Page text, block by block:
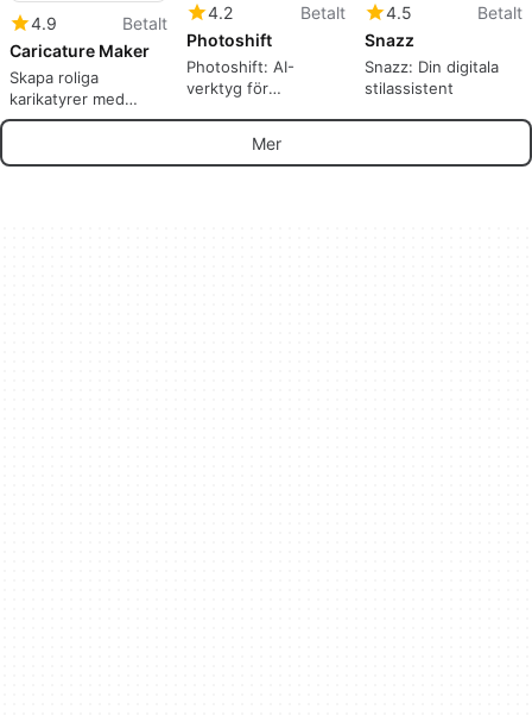
4.9
Betalt
Caricature Maker
Skapa roliga
karikatyrer med
Caricature Maker
4.2
Betalt
Photoshift
Photoshift: AI-
verktyg för
4.5
Betalt
Snazz
Snazz: Din digitala
stilassistent
Mer